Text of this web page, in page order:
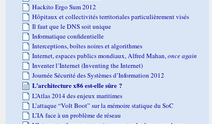
Hackito Ergo Sum 2012
Hôpitaux et collectivités territoriales particulièrement visés
Il faut que le DNS soit unique
Informatique confidentielle
Interceptions, boîtes noires et algorithmes
Internet, espaces publics mondiaux, Alfred Mahan,once again
Inventer l’Internet (Inventing the Internet)
Journée Sécurité des Systèmes d’Information 2012
L’architecture x86 est-elle sûre ?
L’Atlas 2014 des enjeux maritimes
L’attaque “Volt Boot” sur la mémoire statique du SoC
L’IA face à un problème de réseau